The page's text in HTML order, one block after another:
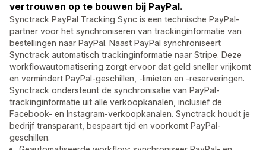
vertrouwen op te bouwen bij PayPal.
Synctrack PayPal Tracking Sync is een technische PayPal-
partner voor het synchroniseren van trackinginformatie van
bestellingen naar PayPal. Naast PayPal synchroniseert
Synctrack automatisch trackinginformatie naar Stripe. Deze
workflowautomatisering zorgt ervoor dat geld sneller vrijkomt
en vermindert PayPal-geschillen, -limieten en -reserveringen.
Synctrack ondersteunt de synchronisatie van PayPal-
trackinginformatie uit alle verkoopkanalen, inclusief de
Facebook- en Instagram-verkoopkanalen. Synctrack houdt je
bedrijf transparant, bespaart tijd en voorkomt PayPal-
geschillen.